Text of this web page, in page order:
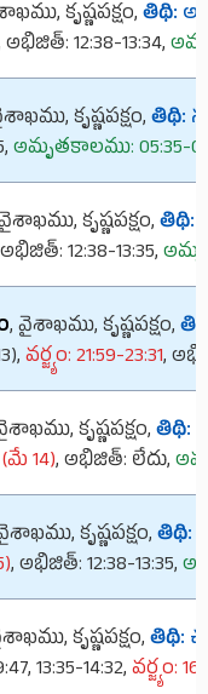
కృష్ణపక్షం, తిథి:
అభిజిత్: 12:38-13:34,
కృష్ణపక్షం, తిథి:
అమృతకాలము: 05:35-
కృష్ణపక్షం, తిథి:
12:38-13:35,
, వైశాఖము, కృష్ణపక్షం,
వర్జ్యం: 21:59-23:31,
కృష్ణపక్షం, తిథి:
(మే 14), అభిజిత్: లేదు,
కృష్ణపక్షం, తిథి:
, అభిజిత్: 12:38-13:35,
కృష్ణపక్షం, తిథి:
13:35-14:32, వర్జ్యం: